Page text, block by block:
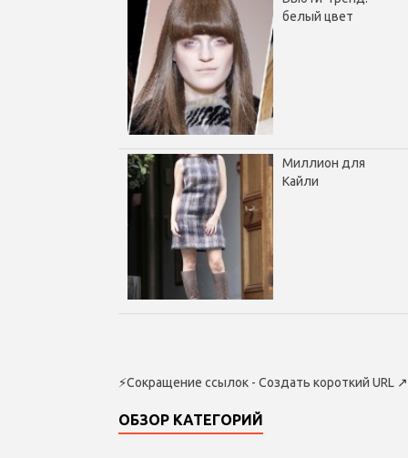
белый цвет
Миллион для
Кайли
⚡Сокращение ссылок - Создать короткий URL ↗
ОБЗОР КАТЕГОРИЙ